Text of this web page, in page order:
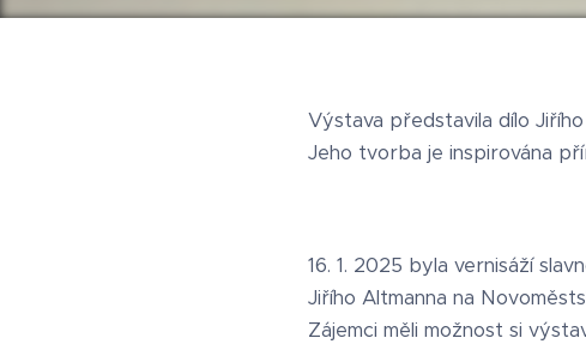
Výstava představila dílo
Jeho tvorba je inspirována
16. 1. 2025 byla vernisáží
Jiřího Altmanna na
Zájemci měli možnost si